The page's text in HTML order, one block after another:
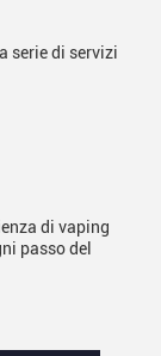
serie di servizi
di vaping
passo del